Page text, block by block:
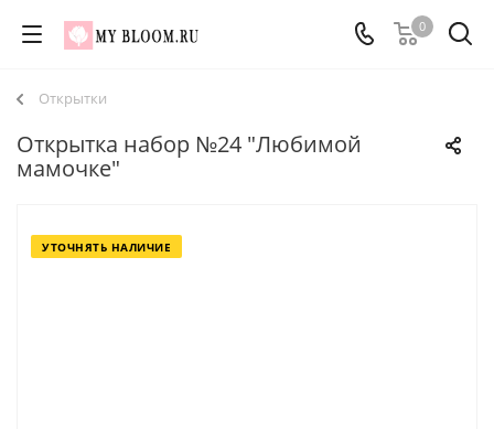
0
Открытки
Открытка набор №24 "Любимой
мамочке"
УТОЧНЯТЬ НАЛИЧИЕ